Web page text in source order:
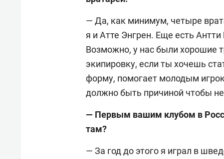
— Да, как минимум, четыре
я и Атте Энгрен. Еще есть
Возможно, у нас были хорошие
экипировку, если ты хочешь
форму, помогает молодым
должно быть причиной чтобы не
— Первым вашим клубом в
там?
— За год до этого я играл в